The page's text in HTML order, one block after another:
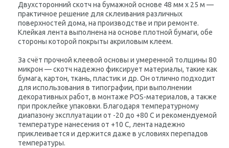
Двухсторонний скотч на бумажной основе 48 мм х 25 м —
практичное решение для склеивания различных
поверхностей дома, на производстве и при ремонте.
Клейкая лента выполнена на основе плотной бумаги, обе
стороны которой покрыты акриловым клеем.
За счёт прочной клеевой основы и умеренной толщины 80
микрон — скотч надежно фиксирует материалы, такие как
бумага, картон, ткань, пластик и др. Он отлично подходит
для использования в типографии, при выполнении
декоративных работ, в монтаже POS-материалов, а также
при проклейке упаковки. Благодаря температурному
диапазону эксплуатации от -20 до +80 C и рекомендуемой
температуре нанесения от +10 C, лента надежно
приклеивается и держится даже в условиях перепадов
температуры.